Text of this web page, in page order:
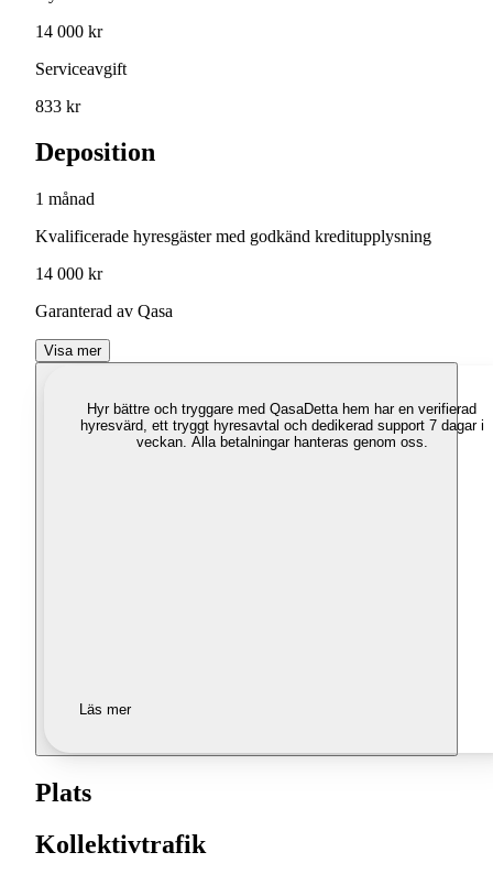
14 000 kr
Serviceavgift
833 kr
Deposition
1 månad
Kvalificerade hyresgäster med godkänd kreditupplysning
14 000 kr
Garanterad av Qasa
Visa mer
Hyr bättre och tryggare med QasaDetta hem har en verifierad
hyresvärd, ett tryggt hyresavtal och dedikerad support 7 dagar i
veckan. Alla betalningar hanteras genom oss.
Läs mer
Plats
Kollektivtrafik